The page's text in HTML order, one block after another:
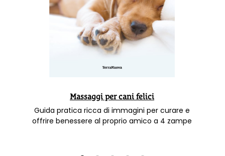
Massaggi per cani felici
Guida pratica ricca di immagini per curare e
offrire benessere al proprio amico a 4 zampe